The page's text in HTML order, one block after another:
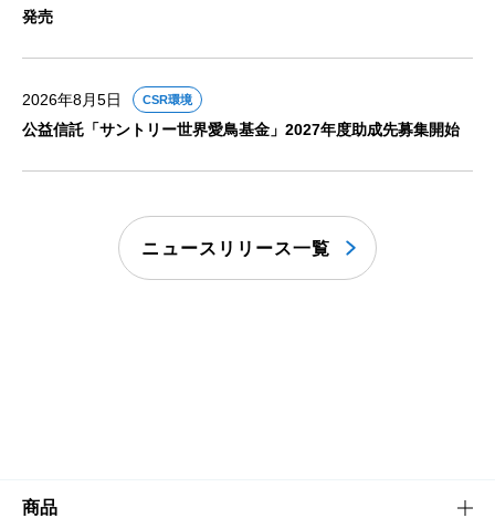
ニュースリリース一覧
発売
2026年8月5日 CSR環境
公益信託「サントリー世界愛鳥基金」2027年度助成先募集開始
商品